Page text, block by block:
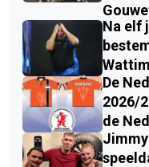
Na elf
De
2026/
de